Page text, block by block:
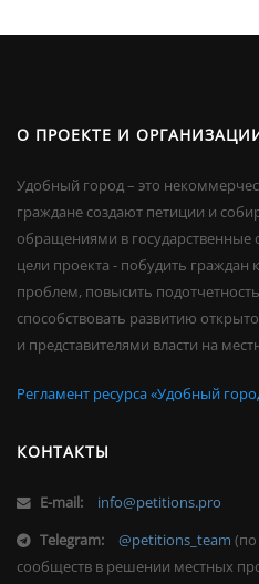
О ПРОЕКТЕ И
Удобный город – это
граждане создают петиции и
обращениями в государственные
цели проекта - побудить
проблем, повысить
способствовать развитию
и представителями власти на
Регламент ресурса «Удобный
КОНТАКТЫ
E-mail:
info@petitions.pro
Telegram:
@petitions_team
сообществ в решении местных